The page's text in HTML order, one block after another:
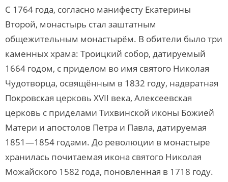
С 1764 года, согласно манифесту Екатерины
Второй, монастырь стал заштатным
общежительным монастырём. В обители было три
каменных храма: Троицкий собор, датируемый
1664 годом, с приделом во имя святого Николая
Чудотворца, освящённым в 1832 году, надвратная
Покровская церковь XVII века, Алексеевская
церковь с приделами Тихвинской иконы Божией
Матери и апостолов Петра и Павла, датируемая
1851—1854 годами. До революции в монастыре
хранилась почитаемая икона святого Николая
Можайского 1582 года, поновленная в 1718 году.